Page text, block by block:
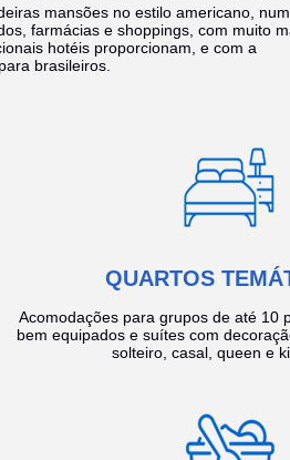
mansões no estilo americano,
farmácias e shoppings, com muito
hotéis proporcionam, e com a
brasileiros.
QUARTOS
Acomodações para grupos de até 10
bem equipados e suítes com
solteiro, casal, queen e